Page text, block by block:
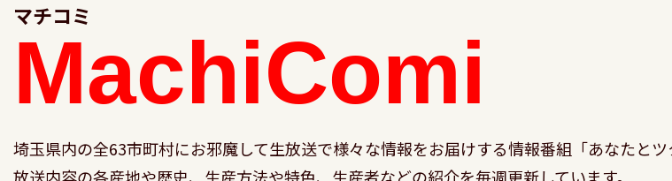
マチコミ
MachiComi
埼玉県内の全63市町村にお邪魔して生放送で様々な情報をお届けする情報番組「あなたと